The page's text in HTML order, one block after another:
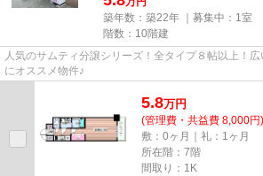
築年数：築22年 ｜募集中： 1室
階数：10階建
人気のサムティ分譲シリーズ！全タイプ８帖以上！
にオススメ物件♪
5.8万円
(管理費・共益費 8,000円)
敷：0ヶ月｜礼：1ヶ月
所在階：7階
間取り：1K